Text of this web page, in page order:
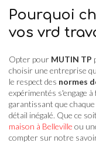
Pourquoi
vos vrd
Opter pour MUTIN TP
choisir une entreprise
le respect des normes
expérimentés s'engage
garantissant que
détail inégalé. Que ce
maison à Belleville ou
compter sur notre